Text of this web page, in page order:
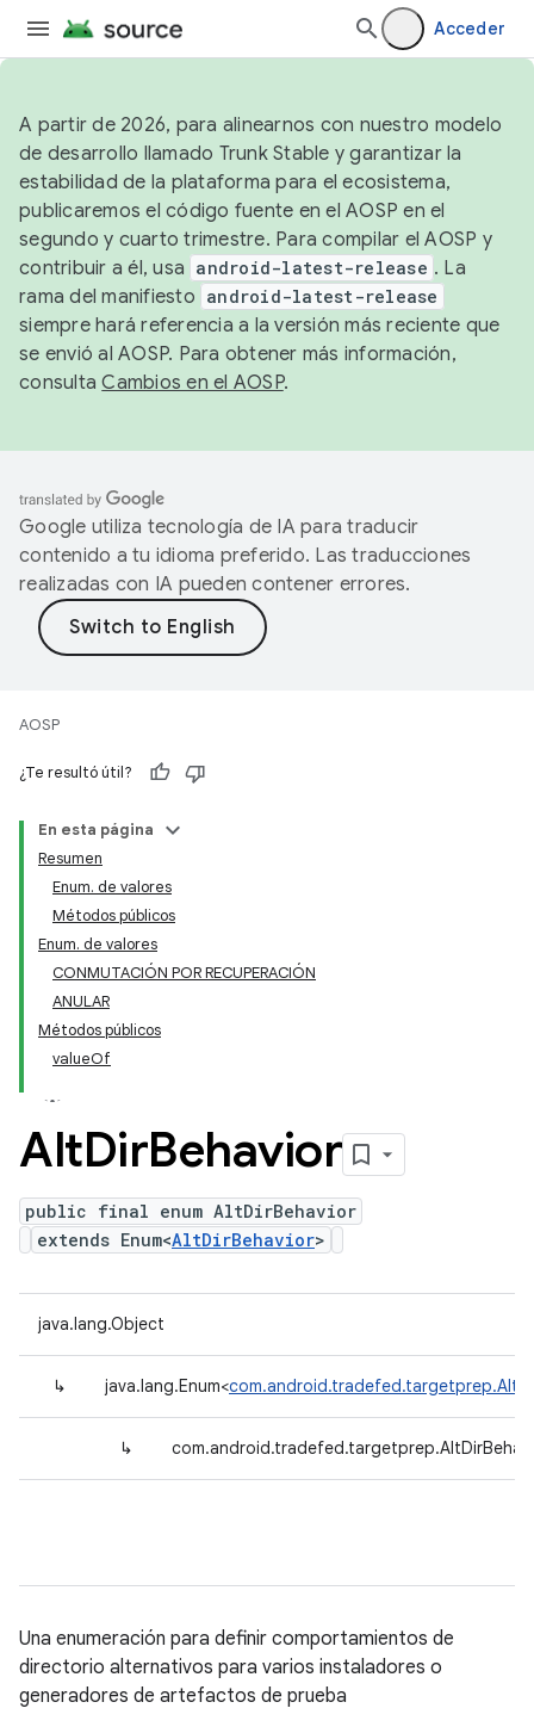
Acceder
A partir de 2026, para alinearnos con nuestro modelo
de desarrollo llamado Trunk Stable y garantizar la
estabilidad de la plataforma para el ecosistema,
publicaremos el código fuente en el AOSP en el
segundo y cuarto trimestre. Para compilar el AOSP y
contribuir a él, usa android-latest-release . La
rama del manifiesto android-latest-release
siempre hará referencia a la versión más reciente que
se envió al AOSP. Para obtener más información,
consultaCambios en el AOSP.
Google utiliza tecnología de IA para traducir
contenido a tu idioma preferido. Las traducciones
realizadas con IA pueden contener errores.
AOSP
¿Te resultó útil?
En esta página
Resumen
Enum. de valores
Métodos públicos
Enum. de valores
CONMUTACIÓN POR RECUPERACIÓN
ANULAR
Métodos públicos
valueOf
AltDirBehavior
public final enum AltDirBehavior
extends Enum<AltDirBehavior>
java.lang.Object
↳ java.lang.Enum<
↳
Una enumeración para definir comportamientos de
directorio alternativos para varios instaladores o
generadores de artefactos de prueba